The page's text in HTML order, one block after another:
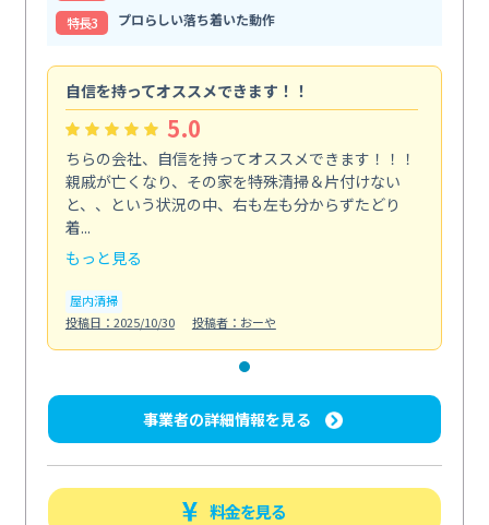
特⻑3
プロらしい落ち着いた動作
自信を持ってオススメできます！！
5.0
ちらの会社、自信を持ってオススメできます！！！
親戚が亡くなり、その家を特殊清掃＆片付けない
と、、という状況の中、右も左も分からずたどり
着...
もっと見る
屋内清掃
投稿日：2025/10/30
投稿者：おーや
事業者の詳細情報を見る
料金を見る